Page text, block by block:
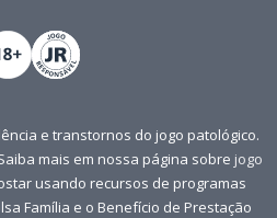
e transtornos do jogo patológico.
mais em nossa página sobre jogo
usando recursos de programas
Família e o Benefício de Prestação